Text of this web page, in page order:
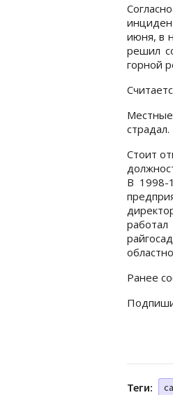
июня, в
решил
горной
страдал.
Стоит
В 1998-
Ранее
Теги: